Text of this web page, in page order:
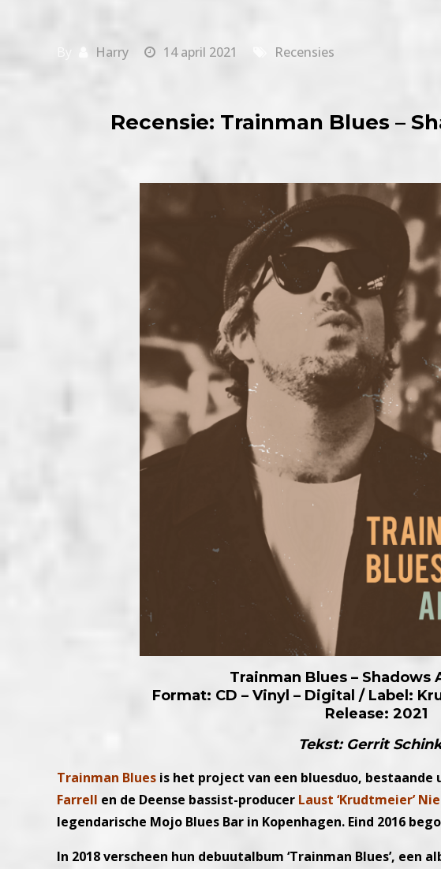
Harry 14 april 2021 Recensies
Recensie: Trainman Blues –
Trainman Blues – Shadows
Format: CD – Vinyl – Digital / Label:
Release: 2021
Tekst: Gerrit
Trainman Blues is het project van een bluesduo,
Farrell en de Deense bassist-producer Laust ‘Krudtmeier’
legendarische Mojo Blues Bar in Kopenhagen. Eind 2016
In 2018 verscheen hun debuutalbum ‘Trainman Blues’, een